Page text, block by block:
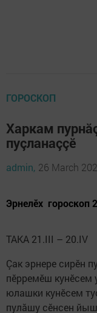
ГОРОСКОП
Харкам
пуçланаççӗ
admin, 26 March
Эрнелӗх гороскоп
ТАКА 21.III – 20.IV
Çак эрнере сирӗн
пӗрремӗш кунӗсем
юлашки кунӗсем
пулăшу сӗнсен